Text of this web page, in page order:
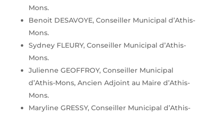
Mons.
Benoit DESAVOYE, Conseiller Municipal d’Athis-
Mons.
Sydney FLEURY, Conseiller Municipal d’Athis-
Mons.
Julienne GEOFFROY, Conseiller Municipal
d’Athis-Mons, Ancien Adjoint au Maire d’Athis-
Mons.
Maryline GRESSY, Conseiller Municipal d’Athis-